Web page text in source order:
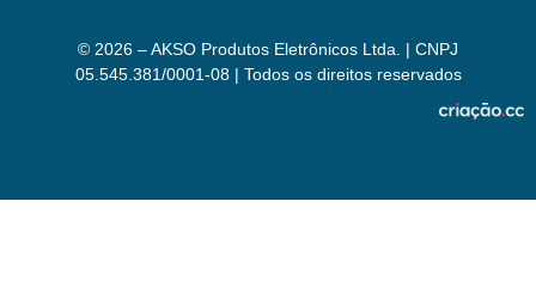
© 2026 – AKSO Produtos Eletrônicos Ltda. | CNPJ
05.545.381/0001-08 | Todos os direitos reservados